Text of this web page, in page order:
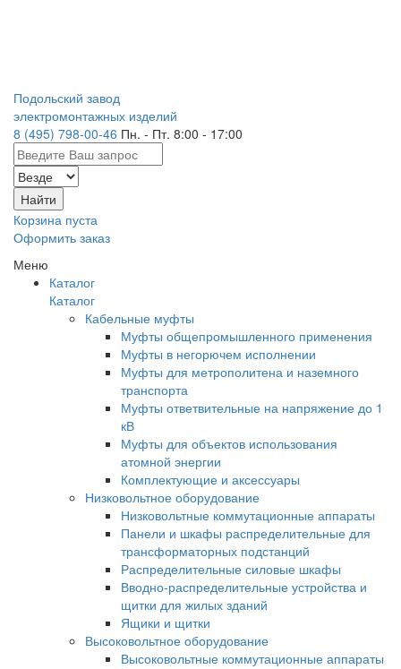
Подольский завод
электромонтажных изделий
8 (495) 798-00-46 Пн. - Пт. 8:00 - 17:00
Корзина пуста
Оформить заказ
Меню
Каталог
Каталог
Кабельные муфты
Муфты общепромышленного применения
Муфты в негорючем исполнении
Муфты для метрополитена и наземного
транспорта
Муфты ответвительные на напряжение до 1
кВ
Муфты для объектов использования
атомной энергии
Комплектующие и аксессуары
Низковольтное оборудование
Низковольтные коммутационные аппараты
Панели и шкафы распределительные для
трансформаторных подстанций
Распределительные силовые шкафы
Вводно-распределительные устройства и
щитки для жилых зданий
Ящики и щитки
Высоковольтное оборудование
Высоковольтные коммутационные аппараты